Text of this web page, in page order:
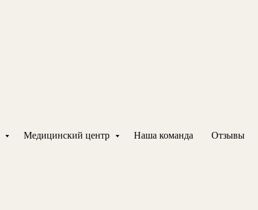
Медицинский центр Наша команда Отзывы